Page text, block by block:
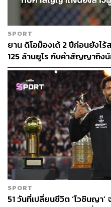
SPORT
ยาน ดิโอม็องเด้ 2 ปีก่อนยังไ
125 ล้านยูโร กับคำสัญญาถึง
SPORT
51 วันที่เปลี่ยนชีวิต ‘โวซินญา